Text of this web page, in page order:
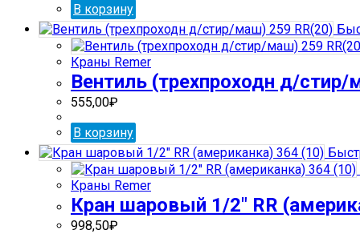
В корзину
Краны Remer
Вентиль (трехпроходн д/
555,00₽
В корзину
Краны Remer
Кран шаровый 1/2″ RR
998,50₽